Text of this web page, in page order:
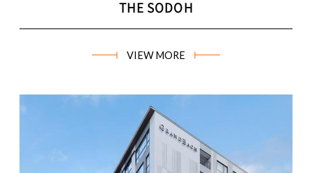
THE SODOH
VIEW MORE